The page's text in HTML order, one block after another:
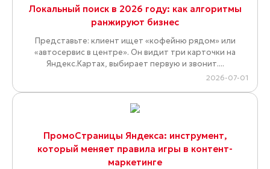
Локальный поиск в 2026 году: как алгоритмы
ранжируют бизнес
Представьте: клиент ищет «кофейню рядом» или
«автосервис в центре». Он видит три карточки на
Яндекс.Картах, выбирает первую и звонит....
2026-07-01
ПромоСтраницы Яндекса: инструмент,
который меняет правила игры в контент-
маркетинге